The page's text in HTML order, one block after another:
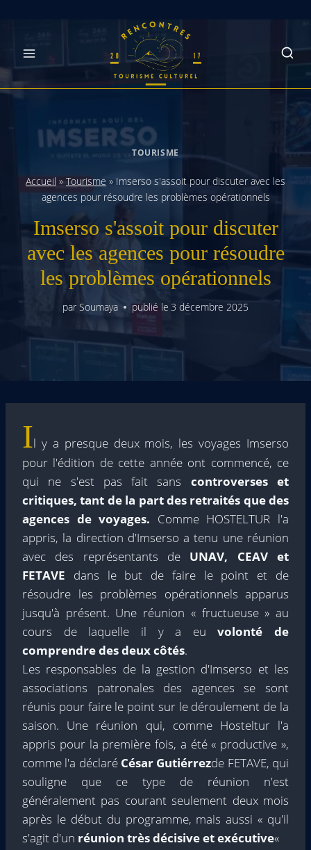
content
TOURISME
Accueil » Tourisme » Imserso s'assoit pour discuter avec les
agences pour résoudre les problèmes opérationnels
Imserso s'assoit pour discuter
avec les agences pour résoudre
les problèmes opérationnels
par Soumaya publié le 3 décembre 2025
Il y a presque deux mois, les voyages Imserso
pour l'édition de cette année ont commencé, ce
qui ne s'est pas fait sans controverses et
critiques, tant de la part des retraités que des
agences de voyages. Comme HOSTELTUR l'a
appris, la direction d'Imserso a tenu une réunion
avec des représentants de UNAV, CEAV et
FETAVE dans le but de faire le point et de
résoudre les problèmes opérationnels apparus
jusqu'à présent. Une réunion « fructueuse » au
cours de laquelle il y a euvolonté de
comprendre des deux côtés.
Les responsables de la gestion d'Imserso et les
associations patronales des agences se sont
réunis pour faire le point sur le déroulement de la
saison. Une réunion qui, comme Hosteltur l'a
appris pour la première fois, a été « productive »,
comme l'a déclaré César Gutiérrezde FETAVE, qui
souligne que ce type de réunion n'est
généralement pas courant seulement deux mois
après le début du programme, mais aussi « qu'il
s'agit d'un réunion très décisive et exécutive«